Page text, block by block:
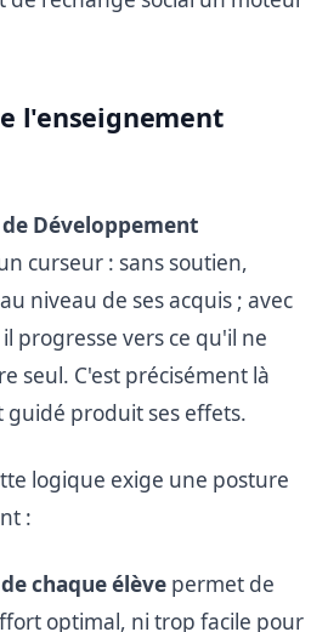
l'enseignement
Développement
curseur : sans soutien,
niveau de ses acquis ; avec
progresse vers ce qu'il ne
seul. C'est précisément là
produit ses effets.
logique exige une posture
:
chaque élève permet de
optimal, ni trop facile pour